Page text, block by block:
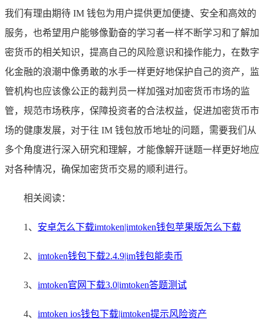
我们有理由期待 IM 钱包为用户提供更加便捷、安全和高效的
服务，也希望用户能够像勤奋的学习者一样不断学习和了解加
密货币的相关知识，提高自己的风险意识和操作能力，在数字
化金融的浪潮中像勇敢的水手一样更好地保护自己的资产，监
管机构也应该像公正的裁判员一样加强对加密货币市场的监
管，规范市场秩序，保障投资者的合法权益，促进加密货币市
场的健康发展，对于往 IM 钱包放币地址的问题，需要我们从
多个角度进行深入研究和理解，才能像解开谜题一样更好地应
对各种情况，确保加密货币交易的顺利进行。
相关阅读：
1、 安卓怎么下载imtoken|imtoken钱包苹果版怎么下载
2、 imtoken钱包下载2.4.9|im钱包能卖币
3、 imtoken官网下载3.0|imtoken答题测试
4、 imtoken ios钱包下载|imtoken提示风险资产